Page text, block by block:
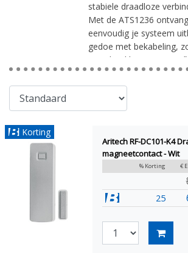
stabiele draadloze
Met de ATS1236
eenvoudig je systeem
gedoe met bekabeling,
verzekerd bent van een
efficiënte installatie.
Draadloze
Compatibel met
ATS Advanced
Ondersteuning
draadloze
Snelle en
zonder bekabeling.
Korting
Aritech RF-DC101-K4
magneetcontact - Wit
% Korting €
25